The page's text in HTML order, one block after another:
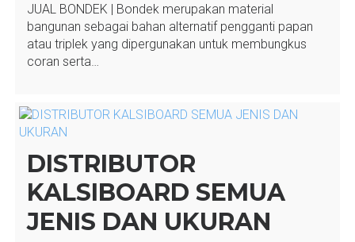
JUAL BONDEK | Bondek merupakan material
bangunan sebagai bahan alternatif pengganti papan
atau triplek yang dipergunakan untuk membungkus
coran serta…
DISTRIBUTOR
KALSIBOARD SEMUA
JENIS DAN UKURAN